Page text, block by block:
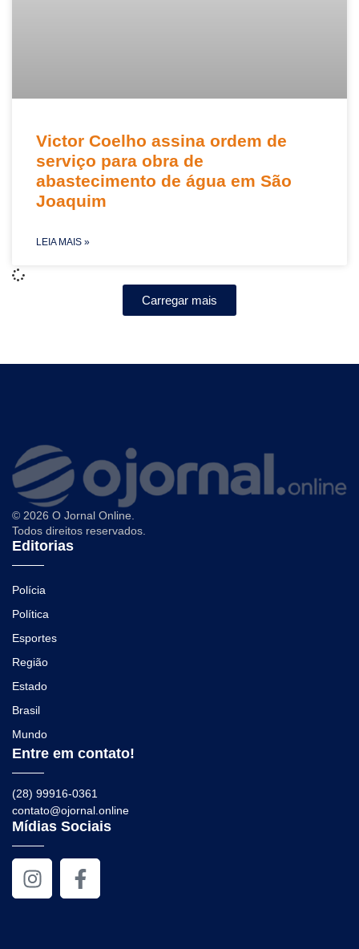
Victor Coelho assina ordem de
serviço para obra de
abastecimento de água em São
Joaquim
LEIA MAIS »
Carregar mais
© 2026 O Jornal Online.
Todos direitos reservados.
Editorias
Polícia
Política
Esportes
Região
Estado
Brasil
Mundo
Entre em contato!
(28) 99916-0361
contato@ojornal.online
Mídias Sociais